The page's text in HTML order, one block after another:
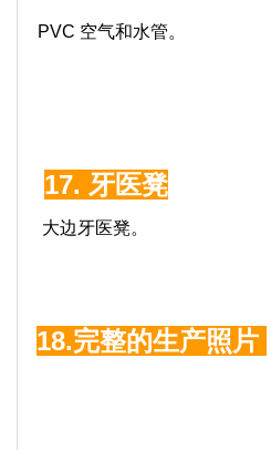
PVC 空气
17. 牙医凳
大边牙医凳。
18.完整的生产照片